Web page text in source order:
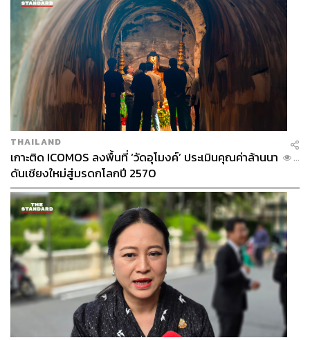
THAILAND
เกาะติด ICOMOS ลงพื้นที่ ‘วัดอุโมงค์’ ประเมินคุณค่าล้านนา
ดันเชียงใหม่สู่มรดกโลกปี 2570
...